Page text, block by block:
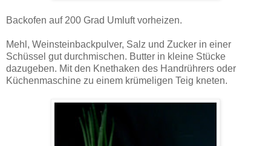
Backofen auf 200 Grad Umluft vorheizen.
Mehl, Weinsteinbackpulver, Salz und Zucker in einer
Schüssel gut durchmischen. Butter in kleine Stücke
dazugeben. Mit den Knethaken des Handrührers oder
Küchenmaschine zu einem krümeligen Teig kneten.